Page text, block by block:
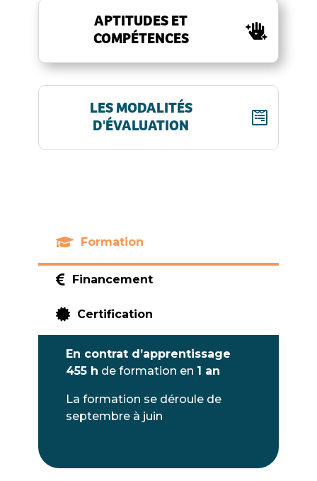
APTITUDES ET
COMPÉTENCES
LES MODALITÉS
D'ÉVALUATION
 Formation
 Financement
 Certification
En contrat d’apprentissage
455 h de formation en 1 an
La formation se déroule de
septembre à juin